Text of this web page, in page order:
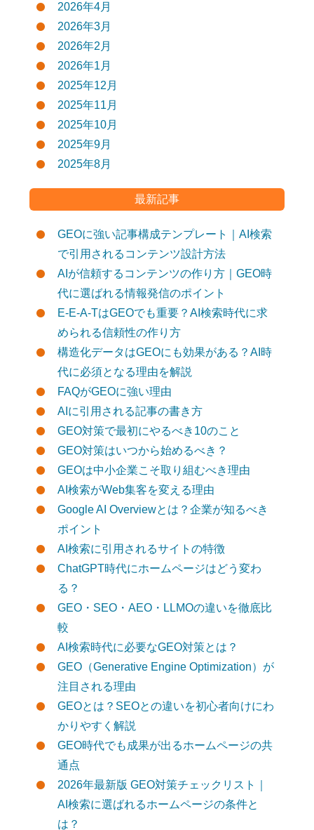
2026年4月
2026年3月
2026年2月
2026年1月
2025年12月
2025年11月
2025年10月
2025年9月
2025年8月
最新記事
GEOに強い記事構成テンプレート｜AI検索
で引用されるコンテンツ設計方法
AIが信頼するコンテンツの作り方｜GEO時
代に選ばれる情報発信のポイント
E-E-A-TはGEOでも重要？AI検索時代に求
められる信頼性の作り方
構造化データはGEOにも効果がある？AI時
代に必須となる理由を解説
FAQがGEOに強い理由
AIに引用される記事の書き方
GEO対策で最初にやるべき10のこと
GEO対策はいつから始めるべき？
GEOは中小企業こそ取り組むべき理由
AI検索がWeb集客を変える理由
Google AI Overviewとは？企業が知るべき
ポイント
AI検索に引用されるサイトの特徴
ChatGPT時代にホームページはどう変わ
る？
GEO・SEO・AEO・LLMOの違いを徹底比
較
AI検索時代に必要なGEO対策とは？
GEO（Generative Engine Optimization）が
注目される理由
GEOとは？SEOとの違いを初心者向けにわ
かりやすく解説
GEO時代でも成果が出るホームページの共
通点
2026年最新版 GEO対策チェックリスト｜
AI検索に選ばれるホームページの条件と
は？